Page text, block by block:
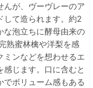
んが、ヴーヴレーのア
して造られます。約2
な泡立ちに酵母由来の
熟蜜林檎や洋梨を感
ミンなどを想わせるエ
じます。口に含むと
ボリューム感もある